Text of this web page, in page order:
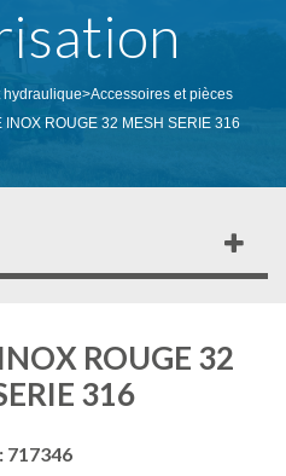
hydraulique>Accessoires et pièces
INOX ROUGE 32 MESH SERIE 316
ROUGE 32
316
717346